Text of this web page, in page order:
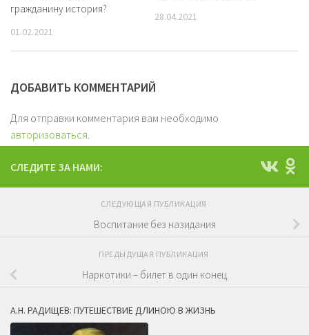
гражданину история?
01.02.2021
28.04.2021
ДОБАВИТЬ КОММЕНТАРИЙ
Для отправки комментария вам необходимо
авторизоваться
СЛЕДИТЕ ЗА НАМИ:
СЛЕДУЮЩАЯ ПУБЛИКАЦИЯ
Воспитание без назидания
ПРЕДЫДУЩАЯ ПУБЛИКАЦИЯ
Наркотики – билет в один конец
А.Н. РАДИЩЕВ: ПУТЕШЕСТВИЕ ДЛИНОЮ В ЖИЗНЬ